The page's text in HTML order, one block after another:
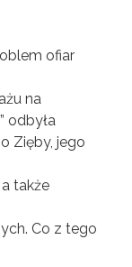
ofiar
na
odbyła
Zięby, jego
także
Co z tego